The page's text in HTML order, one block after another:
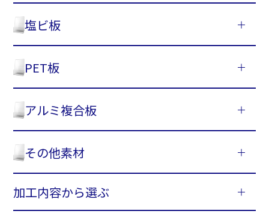
塩ビ板
PET板
アルミ複合板
その他素材
加工内容から選ぶ